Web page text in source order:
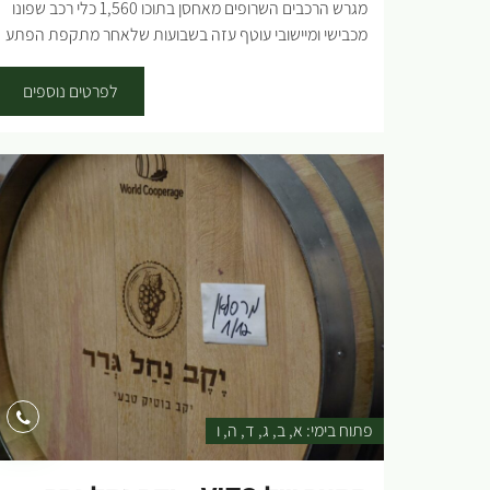
מגרש הרכבים השרופים מאחסן בתוכו 1,560 כלי רכב שפונו
מכבישי ומיישובי עוטף עזה בשבועות שלאחר מתקפת הפתע
המגרש הוקם כפתרון לוגיסטי לקליטת כלי רכב שפונו מכבישי
העוטף, במטרה לפנות את צירי התנועה ולאפשר תנועה
ולוחמי פיקוד העורף אל מול חברת נתיבי ישראל, בשיתוף עם
אנשי מס רכוש אשר קלטו את כלי הרכב במטרה לזהות,
ובהמשך לפצות את בעלי הרכב. הרכבים אשר הובאו למגרש
עברו, עוד במקום הימצאם, ולאחר מכן גם כאן במגרש, תהליך
שכלל סילוק אמצעי חבלה כגון מטענים, רימונים וכלי לחימה
נוספים שעלולים לפגוע בכוחות המטפלים ברכבים, איסוף
שיירי הנרצחים כדי להביאם לקבורה, איסוף חפצים אישיים
ומזהים של יושבי הרכבים, איסוף מצלמות ומידע מודיעיני
מהרכבים במטרה להבין מה עלה בגורל יושבי הרכב ותהליכים
נוספים. מאחורי כל כלי רכב ישנו סיפור על משפחות, ילדים,
הורים, מבוגרים וצעירים, שהיו במסיבה או בשטחי העוטף. כל
סיפור משלים עוד חלק...
לפרטים נוספים
פתוח בימי: א ב ג ד ה ו